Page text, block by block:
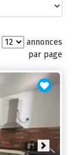
annonces
par page
Next